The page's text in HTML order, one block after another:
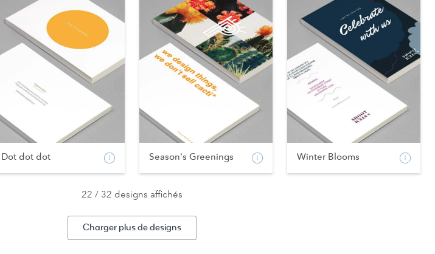
Dot dot dot Season's Greenings Winter Blooms
22 / 32 designs affichés
Charger plus de designs